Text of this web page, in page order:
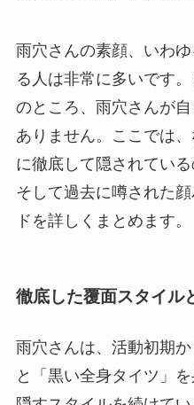
雨穴さんの素顔、いわ
る人は非常に多いです
のところ、雨穴さんが
ありません。ここでは
に徹底して隠されてい
そして過去に噂された
ドを詳しくまとめます。
徹底した覆面スタイル
雨穴さんは、活動初期か
と「黒い全身タイツ」